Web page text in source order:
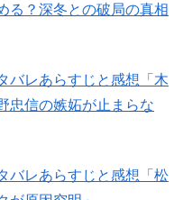
る？深冬との破局の真相
バレあらすじと感想「木
忠信の嫉妬が止まらな
バレあらすじと感想「松